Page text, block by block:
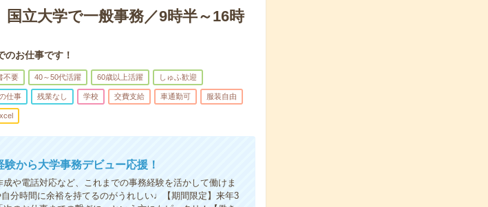
国立大学で一般事務／9時半～16時
のお仕事です！
不要 40～50代活躍 60歳以上活躍 しゅふ歓迎
仕事 残業なし 学校 交費支給 車通勤可 服装自由
から大学事務デビュー応援！
や電話対応など、これまでの事務経験を活かして働けま
分時間に余裕を持てるのがうれしい♩【期間限定】来年3